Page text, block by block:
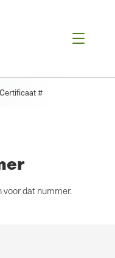
Certificaat #
voor dat nummer.